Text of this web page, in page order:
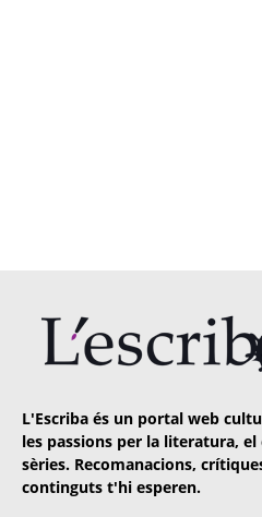
L'Escriba és un portal web
les passions per la literatura,
sèries. Recomanacions,
continguts t'hi esperen.